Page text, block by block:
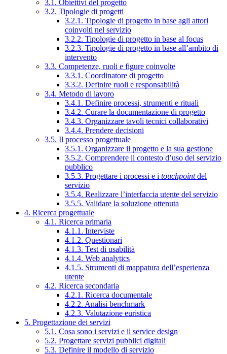
3.1. Obiettivi del progetto
3.2. Tipologie di progetti
3.2.1. Tipologie di progetto in base agli attori
coinvolti nel servizio
3.2.2. Tipologie di progetto in base al focus
3.2.3. Tipologie di progetto in base all’ambito di
intervento
3.3. Competenze, ruoli e figure coinvolte
3.3.1. Coordinatore di progetto
3.3.2. Definire ruoli e responsabilità
3.4. Metodo di lavoro
3.4.1. Definire processi, strumenti e rituali
3.4.2. Curare la documentazione di progetto
3.4.3. Organizzare tavoli tecnici collaborativi
3.4.4. Prendere decisioni
3.5. Il processo progettuale
3.5.1. Organizzare il progetto e la sua gestione
3.5.2. Comprendere il contesto d’uso del servizio
pubblico
3.5.3. Progettare i processi e i touchpointdel
servizio
3.5.4. Realizzare l’interfaccia utente del servizio
3.5.5. Validare la soluzione ottenuta
4. Ricerca progettuale
4.1. Ricerca primaria
4.1.1. Interviste
4.1.2. Questionari
4.1.3. Test di usabilità
4.1.4. Web analytics
4.1.5. Strumenti di mappatura dell’esperienza
utente
4.2. Ricerca secondaria
4.2.1. Ricerca documentale
4.2.2. Analisi benchmark
4.2.3. Valutazione euristica
5. Progettazione dei servizi
5.1. Cosa sono i servizi e il service design
5.2. Progettare servizi pubblici digitali
5.3. Definire il modello di servizio